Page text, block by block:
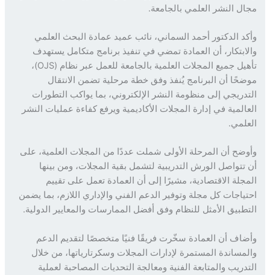
النشر العلمي بالجامعة.
الدكتور أحمد السماني، نائب عميد عمادة البحث العلمي
أن العمادة تمضي في تنفيذ برنامج متكامل يستهدف
تأهيل جميع المجلات العلمية بالجامعة للعمل عبر نظام (OJS)،
أن البرنامج يُنفذ وفق خطة مرحلية تضمن الانتقال
إلى منظومة النشر الإلكتروني، بما يواكب التطورات
في إدارة المجلات الأكاديمية ويرفع كفاءة عمليات النشر
أن المرحلة الأولى شملت عددًا من المجلات العلمية، على
الورش التدريبية لتشمل بقية المجلات، ومن بينها
الاقتصادية، مشيرًا إلى أن العمادة تعمل على تقييم
كل مجلة وتوفير الدعم الفني والإداري اللازم، بما يضمن
الأمثل للنظام وفق أفضل الممارسات والمعايير الدولية.
أن العمادة سخّرت فريقًا فنيًا متخصصًا لتقديم الدعم
المستمرة لإدارات المجلات وسكرتارياتها، من خلال
والمتابعة الفنية ومعالجة التحديات المصاحبة لعملية